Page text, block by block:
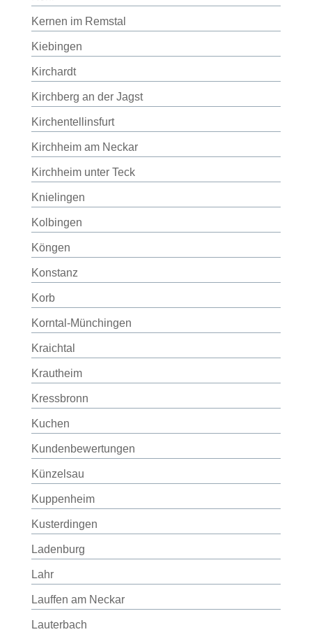
Kernen im Remstal
Kiebingen
Kirchardt
Kirchberg an der Jagst
Kirchentellinsfurt
Kirchheim am Neckar
Kirchheim unter Teck
Knielingen
Kolbingen
Köngen
Konstanz
Korb
Korntal-Münchingen
Kraichtal
Krautheim
Kressbronn
Kuchen
Kundenbewertungen
Künzelsau
Kuppenheim
Kusterdingen
Ladenburg
Lahr
Lauffen am Neckar
Lauterbach